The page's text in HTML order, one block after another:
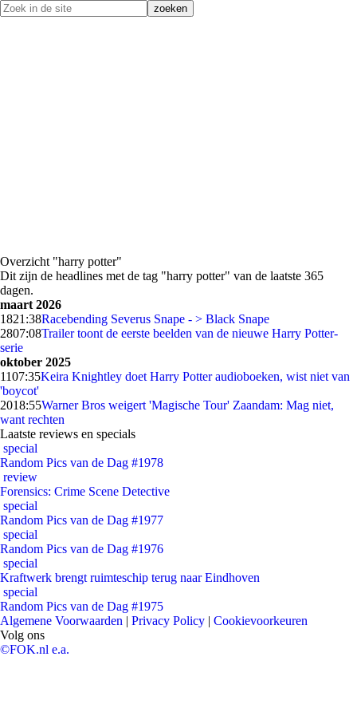
Overzicht "harry potter"
Dit zijn de headlines met de tag "harry potter" van de laatste 365
dagen.
maart 2026
1821:38Racebending Severus Snape - > Black Snape
2807:08Trailer toont de eerste beelden van de nieuwe Harry Potter-
serie
oktober 2025
1107:35Keira Knightley doet Harry Potter audioboeken, wist niet van
'boycot'
2018:55Warner Bros weigert 'Magische Tour' Zaandam: Mag niet,
want rechten
Laatste reviews en specials
special
Random Pics van de Dag #1978
review
Forensics: Crime Scene Detective
special
Random Pics van de Dag #1977
special
Random Pics van de Dag #1976
special
Kraftwerk brengt ruimteschip terug naar Eindhoven
special
Random Pics van de Dag #1975
Algemene Voorwaarden | Privacy Policy | Cookievoorkeuren
Volg ons
©FOK.nl e.a.